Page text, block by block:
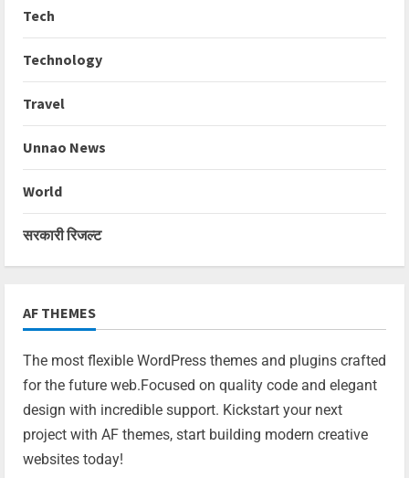
Tech
Technology
Travel
Unnao News
World
सरकारी रिजल्ट
AF THEMES
The most flexible WordPress themes and plugins crafted
for the future web.Focused on quality code and elegant
design with incredible support. Kickstart your next
project with AF themes, start building modern creative
websites today!